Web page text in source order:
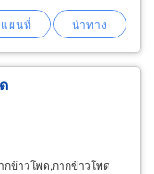
ข้าวโพด,กากข้าวโพด